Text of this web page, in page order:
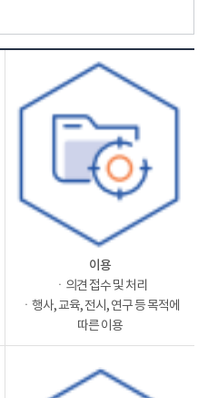
이용
ㆍ의견 접수 및 처리
ㆍ행사, 교육, 전시, 연구 등 목적에
따른 이용